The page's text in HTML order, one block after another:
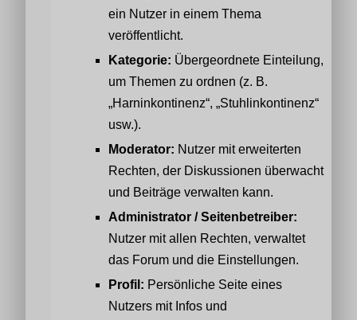
ein Nutzer in einem Thema
veröffentlicht.
Kategorie: Übergeordnete Einteilung,
um Themen zu ordnen (z. B.
„Harninkontinenz“, „Stuhlinkontinenz“
usw.).
Moderator: Nutzer mit erweiterten
Rechten, der Diskussionen überwacht
und Beiträge verwalten kann.
Administrator / Seitenbetreiber:
Nutzer mit allen Rechten, verwaltet
das Forum und die Einstellungen.
Profil: Persönliche Seite eines
Nutzers mit Infos und